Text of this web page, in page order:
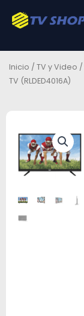
Inicio / TV y Video /
TV (RLDED4016A)